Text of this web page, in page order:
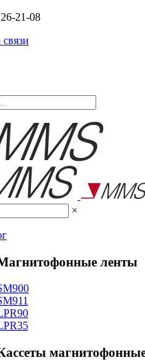
21-08
×
ленты